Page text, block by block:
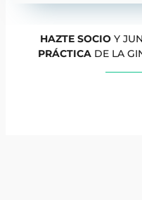
HAZTE SOCIOY
PRÁCTICA DE LA